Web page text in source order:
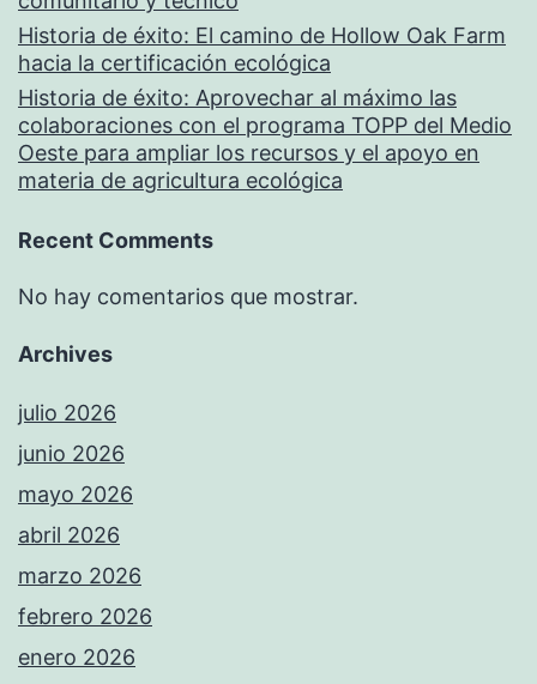
Historia de éxito: El camino de Hollow Oak Farm
hacia la certificación ecológica
Historia de éxito: Aprovechar al máximo las
colaboraciones con el programa TOPP del Medio
Oeste para ampliar los recursos y el apoyo en
materia de agricultura ecológica
Recent Comments
No hay comentarios que mostrar.
Archives
julio 2026
junio 2026
mayo 2026
abril 2026
marzo 2026
febrero 2026
enero 2026